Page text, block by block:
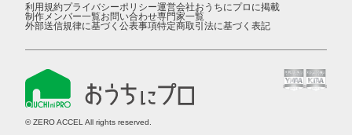
利用規約プライバシーポリシー運営会社おうちにプロに掲載
制作メンバー一覧お問い合わせ専門家一覧
外部送信規律に基づく公表事項特定商取引法に基づく表記
© ZERO ACCEL All rights reserved.